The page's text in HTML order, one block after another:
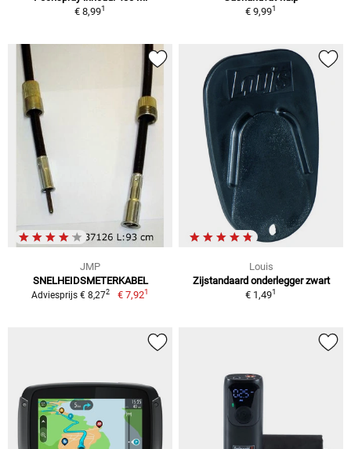
€ 8,991
€ 9,991
JMP
SNELHEIDSMETERKABEL
Adviesprijs € 8,272 € 7,921
Louis
Zijstandaard onderlegger zwart
€ 1,491